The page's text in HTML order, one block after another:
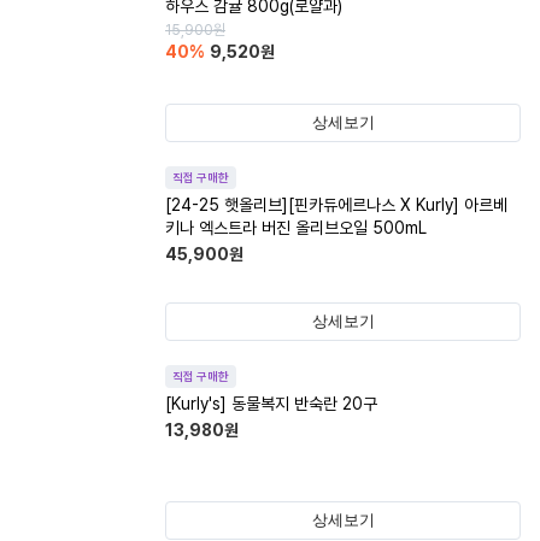
하우스 감귤 800g(로얄과)
15,900원
40% 9,520원
상세보기
직접 구매한
[24-25 햇올리브][핀카듀에르나스 X Kurly] 아르베
키나 엑스트라 버진 올리브오일 500mL
45,900원
상세보기
직접 구매한
[Kurly's] 동물복지 반숙란 20구
13,980원
상세보기